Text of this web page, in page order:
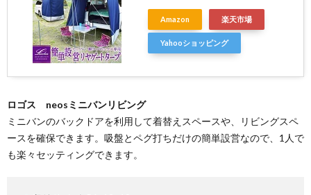
Amazon 楽天市場
Yahooショッピング
ロゴス neosミニバンリビング
ミニバンのバックドアを利用して着替えスペースや、リビングスペ
ースを確保できます。吸盤とペグ打ちだけの簡単設営なので、1人で
も楽々セッティングできます。